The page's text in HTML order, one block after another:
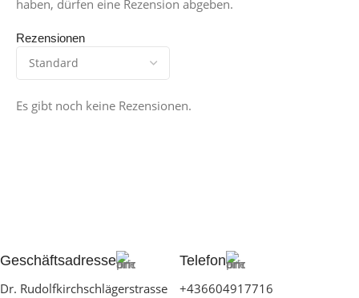
Rezensionen
Es gibt noch keine Rezensionen.
haben, dürfen eine Rezension abgeben.
Geschäftsadresse
Dr. Rudolfkirchschlägerstrasse
Telefon
+436604917716